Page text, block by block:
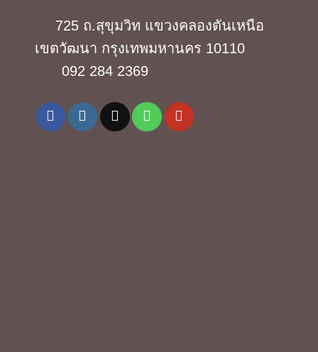
725 ถ.สุขุมวิท แขวงคลองตันเหนือ
เขตวัฒนา กรุงเทพมหานคร 10110
092 284 2369